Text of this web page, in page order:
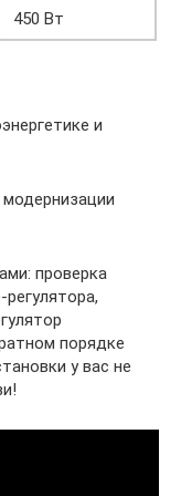
450 Вт
и
проверка
порядке
у вас не